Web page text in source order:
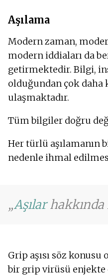
Aşılama
Modern zaman,
modern iddiaları da
getirmektedir. Bilgi,
olduğundan çok daha
ulaşmaktadır.
Tüm bilgiler doğru
Her türlü aşılamanın
nedenle ihmal
Aşılarhakkında
Grip aşısı söz
bir grip virüsü enjekte